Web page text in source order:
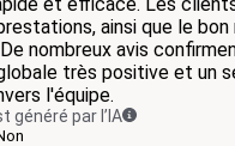
ainsi que le bon
nombreux avis
très positive et un
l'équipe.
généré par l’IA